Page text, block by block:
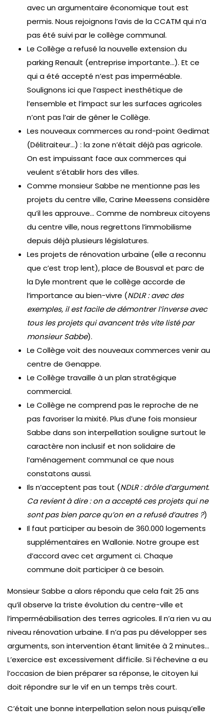
avec un argumentaire économique tout est
permis. Nous rejoignons l’avis de la CCATM qui n’a
pas été suivi par le collège communal.
Le Collège a refusé la nouvelle extension du
parking Renault (entreprise importante…). Et ce
qui a été accepté n’est pas imperméable.
Soulignons ici que l’aspect inesthétique de
l’ensemble et l’impact sur les surfaces agricoles
n’ont pas l’air de gêner le Collège.
Les nouveaux commerces au rond-point Gedimat
(Délitraiteur…) : la zone n’était déjà pas agricole.
On est impuissant face aux commerces qui
veulent s’établir hors des villes.
Comme monsieur Sabbe ne mentionne pas les
projets du centre ville, Carine Meessens considère
qu’il les approuve… Comme de nombreux citoyens
du centre ville, nous regrettons l’immobilisme
depuis déjà plusieurs législatures.
Les projets de rénovation urbaine (elle a reconnu
que c’est trop lent), place de Bousval et parc de
la Dyle montrent que le collège accorde de
l’importance au bien-vivre (NDLR : avec des
exemples, il est facile de démontrer l’inverse avec
tous les projets qui avancent très vite listé par
monsieur Sabbe).
Le Collège voit des nouveaux commerces venir au
centre de Genappe.
Le Collège travaille à un plan stratégique
commercial.
Le Collège ne comprend pas le reproche de ne
pas favoriser la mixité. Plus d’une fois monsieur
Sabbe dans son interpellation souligne surtout le
caractère non inclusif et non solidaire de
l’aménagement communal ce que nous
constatons aussi.
Ils n’acceptent pas tout (NDLR : drôle d’argument.
Ca revient à dire : on a accepté ces projets qui ne
sont pas bien parce qu’on en a refusé d’autres ?)
Il faut participer au besoin de 360.000 logements
supplémentaires en Wallonie. Notre groupe est
d’accord avec cet argument ci. Chaque
commune doit participer à ce besoin.
Monsieur Sabbe a alors répondu que cela fait 25 ans
qu’il observe la triste évolution du centre-ville et
l’imperméabilisation des terres agricoles. Il n’a rien vu au
niveau rénovation urbaine. Il n’a pas pu développer ses
arguments, son intervention étant limitée à 2 minutes…
L’exercice est excessivement difficile. Si l’échevine a eu
l’occasion de bien préparer sa réponse, le citoyen lui
doit répondre sur le vif en un temps très court.
C’était une bonne interpellation selon nous puisqu’elle